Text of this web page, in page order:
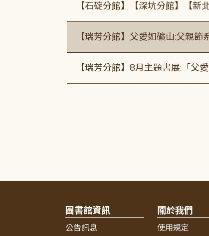
【石碇分館】【深坑分館】【
【瑞芳分館】父愛如礦山:父親節
【瑞芳分館】8月主題書展:「父
圖書館資訊
公告訊息
關於我們
使用規定